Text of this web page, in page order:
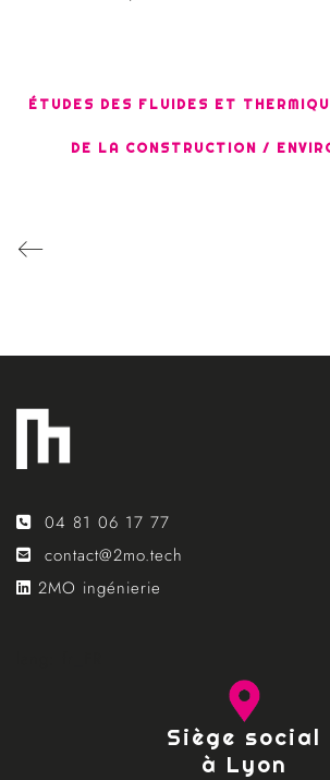
ÉTUDES DES FLUIDES ET
DE LA CONSTRUCTION /
04 81 06 17 77
contact@2mo.tech
2MO ingénierie
Siège social
à Lyon